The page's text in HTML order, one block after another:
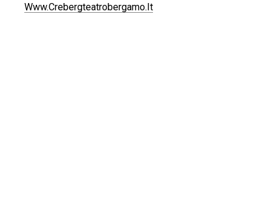
Www.crebergteatrobergamo.it